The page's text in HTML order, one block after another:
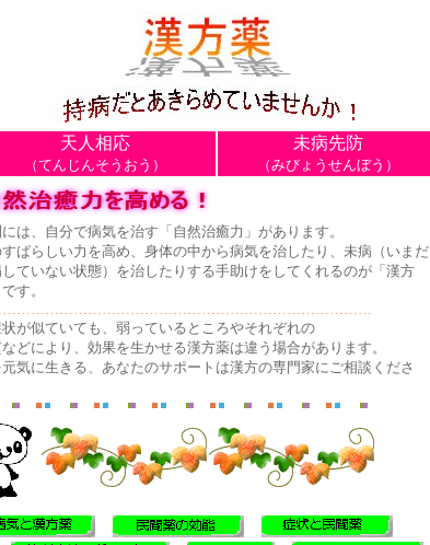
天人相応
（てんじんそうおう）
未病先防
（みびょうせんぼう）
には、自分で病気を治す「自然治癒力」があります。
すばらしい力を高め、身体の中から病気を治したり、未病（いまだ
ていない状態）を治したりする手助けをしてくれるのが「漢方
す。
が似ていても、弱っているところやそれぞれの
どにより、効果を生かせる漢方薬は違う場合があります。
気に生きる、あなたのサポートは漢方の専門家にご相談くださ